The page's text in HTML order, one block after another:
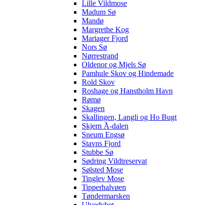
Lille Vildmose
Madum Sø
Mandø
Margrethe Kog
Mariager Fjord
Nors Sø
Nørrestrand
Oldenor og Mjels Sø
Pamhule Skov og Hindemade
Rold Skov
Roshage og Hanstholm Havn
Rømø
Skagen
Skallingen, Langli og Ho Bugt
Skjern Å-dalen
Sneum Engsø
Stavns Fjord
Stubbe Sø
Sødring Vildtreservat
Sølsted Mose
Tinglev Mose
Tipperhalvøen
Tøndermarsken